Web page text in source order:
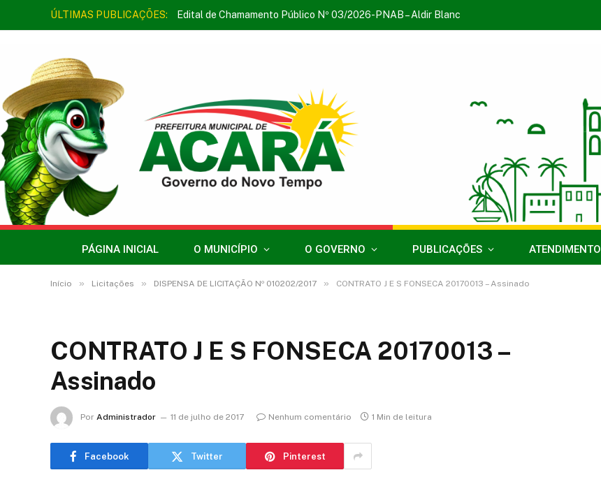
ÚLTIMAS PUBLICAÇÕES: Edital de Chamamento Público Nº 03/2026-PNAB – Aldir Blanc
PÁGINA INICIAL O MUNICÍPIO O GOVERNO PUBLICAÇÕES ATENDIMENTO
Início » Licitações » DISPENSA DE LICITAÇÃO Nº 010202/2017 » CONTRATO J E S FONSECA 20170013 – Assinado
CONTRATO J E S FONSECA 20170013 –
Assinado
Por Administrador 11 de julho de 2017 Nenhum comentário 1 Min de leitura
Facebook Twitter Pinterest